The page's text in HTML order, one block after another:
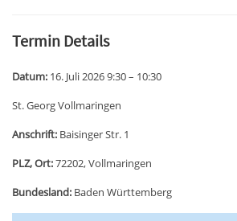
Termin Details
Datum: 16. Juli 2026 9:30– 10:30
St. Georg Vollmaringen
Anschrift: Baisinger Str. 1
PLZ, Ort:72202, Vollmaringen
Bundesland: Baden Württemberg